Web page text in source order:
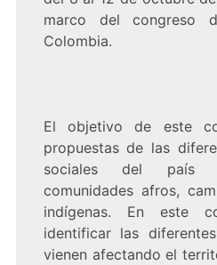
marco del congreso
Colombia.
El objetivo de este
propuestas de las
sociales del país
comunidades afros,
indígenas. En este
identificar las
vienen afectando el